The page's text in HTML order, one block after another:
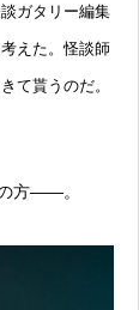
ガタリー編集
えた。怪談師
て貰うのだ。
方——。